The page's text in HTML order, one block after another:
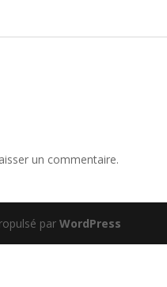
un commentaire.
parWordPress